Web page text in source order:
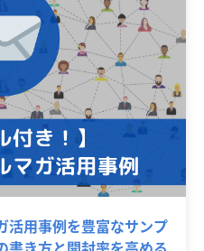
活用事例を豊富なサンプ